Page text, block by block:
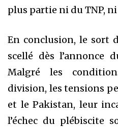
plus partie ni du TNP, ni
En conclusion, le sort
scellé dès l’annonce
Malgré les
division, les tensions
et le Pakistan, leur
l’échec du plébiscite